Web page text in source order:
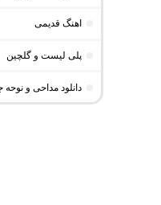
اهنگ قدیمی
پلی لیست و گلچین
دانلود مداحی و نوحه